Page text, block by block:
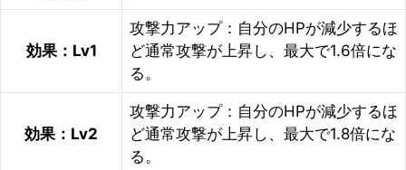
効果：Lv1
攻撃力アップ：自分のHPが減少するほ
ど通常攻撃が上昇し、最大で1.6倍にな
る。
効果：Lv2
攻撃力アップ：自分のHPが減少するほ
ど通常攻撃が上昇し、最大で1.8倍にな
る。